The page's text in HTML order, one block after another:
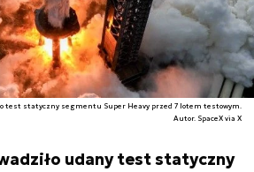
test statyczny segmentu Super Heavy przed 7 lotem testowym.
Autor. SpaceX via X
udany test statyczny